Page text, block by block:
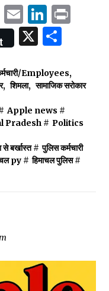
Email
X
Employees,
, शिमला, सामाजिक सरोकार
Apple news #
Pradesh# Politics
से बर्खास्त# पुलिस कर्मचारी
py# हिमाचल पुलिस#